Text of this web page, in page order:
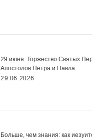
29 июня. Торжество Святых
Апостолов Петра и Павла
29.06.2026
Больше, чем знания: как